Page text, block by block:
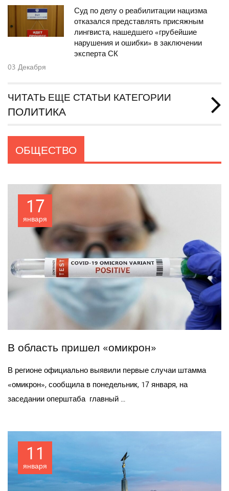
Суд по делу о реабилитации нацизма
отказался представлять присяжным
лингвиста, нашедшего «грубейшие
нарушения и ошибки» в заключении
эксперта СК
03 Декабря
ЧИТАТЬ ЕЩЕ СТАТЬИ КАТЕГОРИИ
ПОЛИТИКА
ОБЩЕСТВО
17
января
В область пришел «омикрон»
В регионе официально выявили первые случаи штамма
«омикрон», сообщила в понедельник, 17 января, на
заседании оперштаба главный ...
11
января